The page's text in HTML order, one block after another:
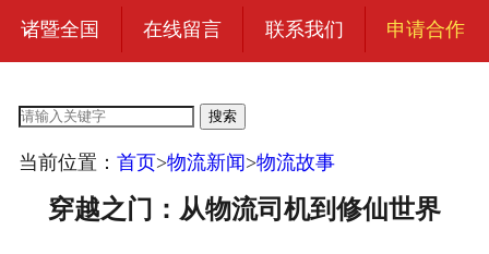
宜荣智联
联系我们
诸暨全国 在线留言 联系我们 申请合作
搜索
当前位置： 首页>物流新闻 >物流故事
穿越之门：从物流司机到修仙世界